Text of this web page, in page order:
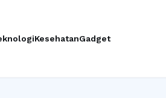
KesehatanGadget